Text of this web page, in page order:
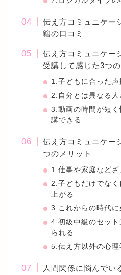
伝え方コミュニケー
籍の口コミ
伝え方コミュニケー
受講して感じた3つ
1.子どもに合った
2.自分とは異なる
3.動画の時間が短
講できる
伝え方コミュニケー
つのメリット
1.仕事や家庭など
2.子どもだけでな
上がる
3.これからの時代に
4.初級中級のセット
られる
5.伝え方以外の心理
人間関係に悩んでい